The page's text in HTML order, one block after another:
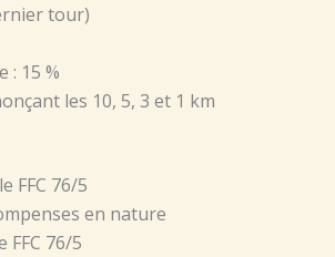
tour)
: 15 %
les 10, 5, 3 et 1 km
FFC 76/5
en nature
FFC 76/5